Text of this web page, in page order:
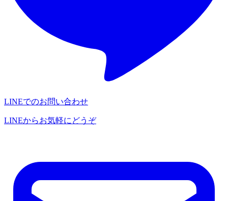
LINEでのお問い合わせ
LINEからお気軽にどうぞ